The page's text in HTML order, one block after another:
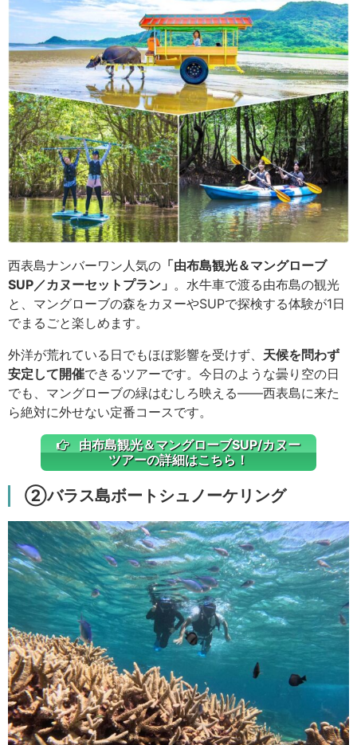
西表島ナンバーワン人気の 「由布島観光＆マングローブ
SUP／カヌーセットプラン」 。水牛車で渡る由布島の観光
と、マングローブの森をカヌーやSUPで探検する体験が1日
でまるごと楽しめます。
外洋が荒れている日でもほぼ影響を受けず、 天候を問わず
安定して開催できるツアーです。今日のような曇り空の日
でも、マングローブの緑はむしろ映える——西表島に来た
ら絶対に外せない定番コースです。
由布島観光＆マングローブSUP/カヌー
ツアーの詳細はこちら！
②バラス島ボートシュノーケリング